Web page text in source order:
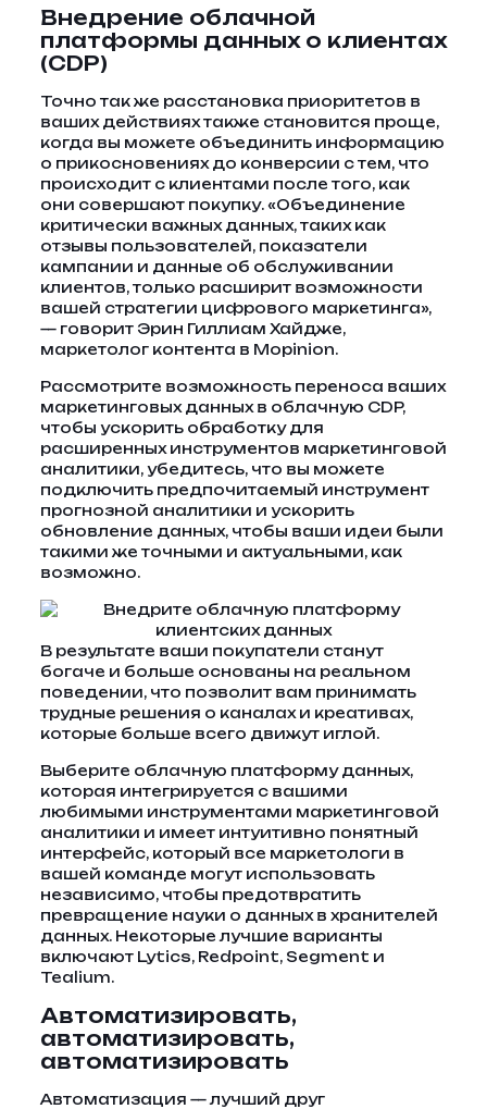
Внедрение облачной
платформы данных о клиентах
(CDP)
Точно так же расстановка приоритетов в
ваших действиях также становится проще,
когда вы можете объединить информацию
о прикосновениях до конверсии с тем, что
происходит с клиентами после того, как
они совершают покупку. «Объединение
критически важных данных, таких как
отзывы пользователей, показатели
кампании и данные об обслуживании
клиентов, только расширит возможности
вашей стратегии цифрового маркетинга»,
— говорит Эрин Гиллиам Хайдже,
маркетолог контента в Mopinion.
Рассмотрите возможность переноса ваших
маркетинговых данных в облачную CDP,
чтобы ускорить обработку для
расширенных инструментов маркетинговой
аналитики, убедитесь, что вы можете
подключить предпочитаемый инструмент
прогнозной аналитики и ускорить
обновление данных, чтобы ваши идеи были
такими же точными и актуальными, как
возможно.
В результате ваши покупатели станут
богаче и больше основаны на реальном
поведении, что позволит вам принимать
трудные решения о каналах и креативах,
которые больше всего движут иглой.
Выберите облачную платформу данных,
которая интегрируется с вашими
любимыми инструментами маркетинговой
аналитики и имеет интуитивно понятный
интерфейс, который все маркетологи в
вашей команде могут использовать
независимо, чтобы предотвратить
превращение науки о данных в хранителей
данных. Некоторые лучшие варианты
включают Lytics, Redpoint, Segment и
Tealium.
Автоматизировать,
автоматизировать,
автоматизировать
Автоматизация — лучший друг